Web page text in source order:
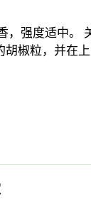
，强度适中。
椒粒，并在上